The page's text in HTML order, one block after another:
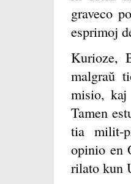
graveco
esprimoj
Kurioze,
malgraŭ
misio, kaj
Tamen
tia milit-
opinio en
rilato kun